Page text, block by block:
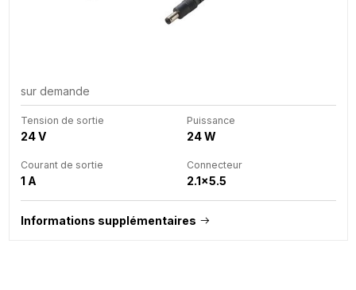
sur demande
Tension de sortie
24 V
Puissance
24 W
Courant de sortie
1 A
Connecteur
2.1x5.5
Informations supplémentaires